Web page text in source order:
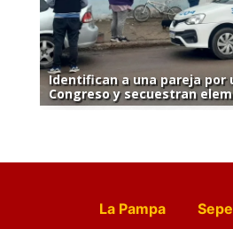
Identifican a una pareja por
Congreso y secuestran
La Pampa